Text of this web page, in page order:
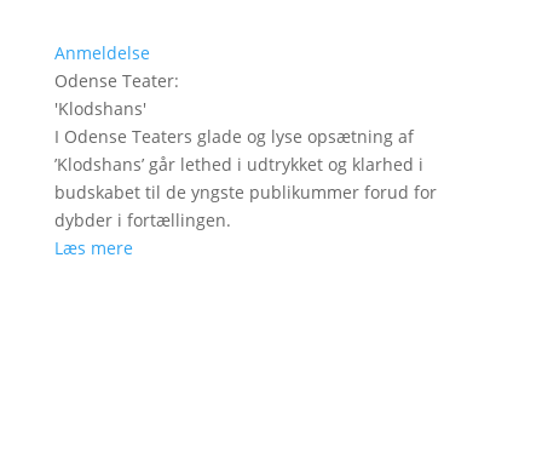
Anmeldelse
Odense Teater:
'Klodshans'
I Odense Teaters glade og lyse opsætning af
’Klodshans’ går lethed i udtrykket og klarhed i
budskabet til de yngste publikummer forud for
dybder i fortællingen.
Læs mere